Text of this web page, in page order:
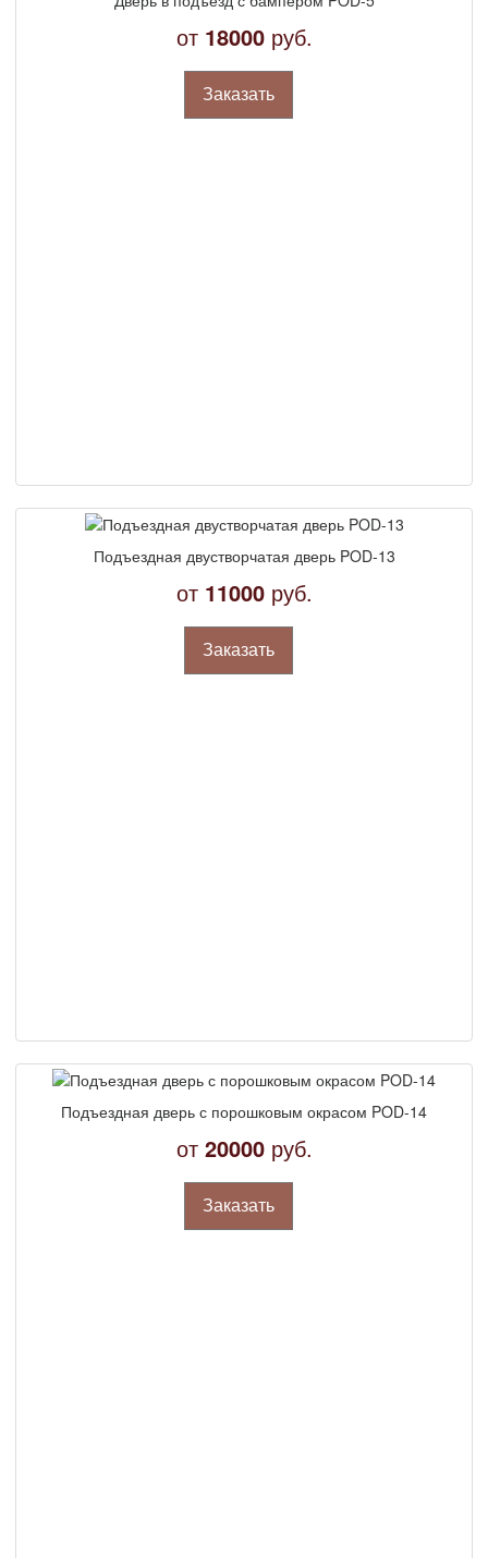
от 18000руб.
Заказать
Подъездная двустворчатая дверь POD-13
от 11000руб.
Заказать
Подъездная дверь с порошковым окрасом POD-14
от 20000руб.
Заказать